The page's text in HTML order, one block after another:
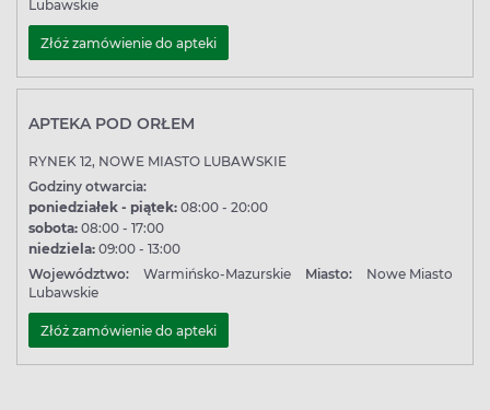
Lubawskie
Złóż zamówienie do apteki
APTEKA POD ORŁEM
RYNEK 12, NOWE MIASTO LUBAWSKIE
Godziny otwarcia:
poniedziałek - piątek: 08:00 - 20:00
sobota: 08:00 - 17:00
niedziela: 09:00 - 13:00
Województwo:
Warmińsko-Mazurskie Miasto:
Nowe Miasto
Lubawskie
Złóż zamówienie do apteki